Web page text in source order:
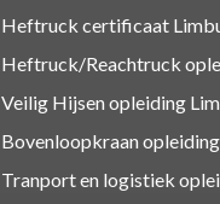
Heftruck certificaat
Heftruck/Reachtruck
Veilig Hijsen opleiding
Bovenloopkraan
Tranport en logistiek